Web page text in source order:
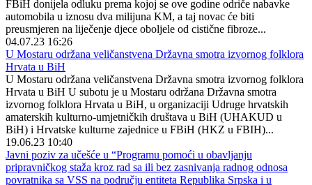
FBiH donijela odluku prema kojoj se ove godine odriče nabavke
automobila u iznosu dva milijuna KM, a taj novac će biti
preusmjeren na liječenje djece oboljele od cistične fibroze...
04.07.23 16:26
U Mostaru održana veličanstvena Državna smotra izvornog folklora
Hrvata u BiH
U Mostaru održana veličanstvena Državna smotra izvornog folklora
Hrvata u BiH U subotu je u Mostaru održana Državna smotra
izvornog folklora Hrvata u BiH, u organizaciji Udruge hrvatskih
amaterskih kulturno-umjetničkih društava u BiH (UHAKUD u
BiH) i Hrvatske kulturne zajednice u FBiH (HKZ u FBIH)...
19.06.23 10:40
Javni poziv za učešće u “Programu pomoći u obavljanju
pripravničkog staža kroz rad sa ili bez zasnivanja radnog odnosa
povratnika sa VSS na području entiteta Republika Srpska i u